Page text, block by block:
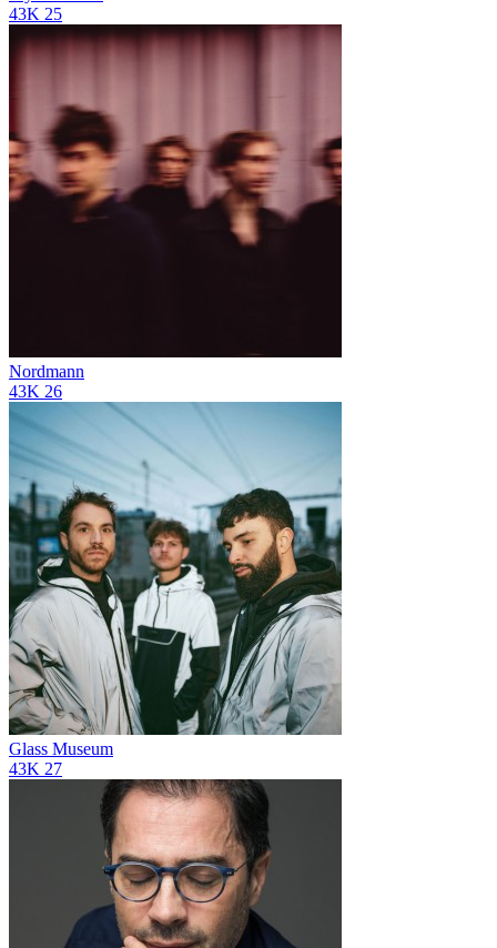
43K 25
Nordmann
43K 26
Glass Museum
43K 27